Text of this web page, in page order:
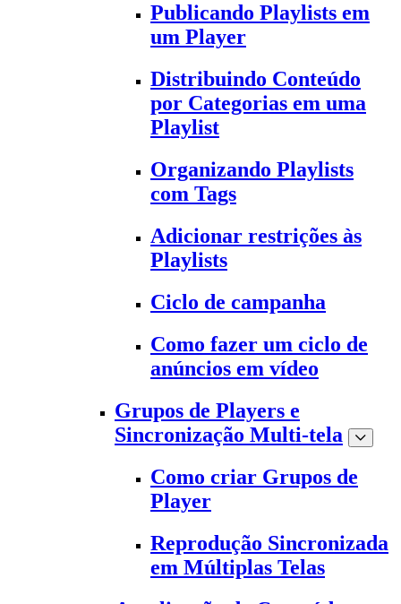
Publicando Playlists em
um Player
Distribuindo Conteúdo
por Categorias em uma
Playlist
Organizando Playlists
com Tags
Adicionar restrições às
Playlists
Ciclo de campanha
Como fazer um ciclo de
anúncios em vídeo
Grupos de Players e
Sincronização Multi-tela
Como criar Grupos de
Player
Reprodução Sincronizada
em Múltiplas Telas